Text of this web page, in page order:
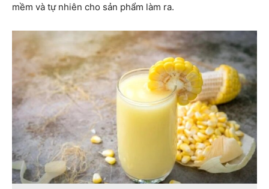
mềm và tự nhiên cho sản phẩm làm ra.